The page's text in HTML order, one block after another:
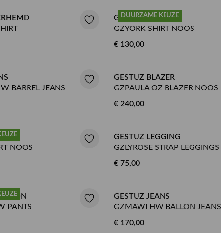
DUURZAME KEUZE
GESTUZ BLOUSE
GZYORK SHIRT NOOS
€ 130,00
BARREL JEANS
GESTUZ BLAZER
GZPAULA OZ BLAZER NOOS
€ 240,00
NOOS
GESTUZ LEGGING
GZLYROSE STRAP LEGGINGS
€ 75,00
PANTS
GESTUZ JEANS
GZMAWI HW BALLON JEANS
€ 170,00